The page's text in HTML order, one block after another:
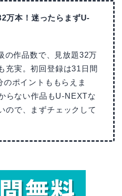
万本！迷ったらまずU-
の作品数で、見放題32万
充実。初回登録は31日間
ポイントももらえま
らない作品もU-NEXTな
ので、まずチェックして